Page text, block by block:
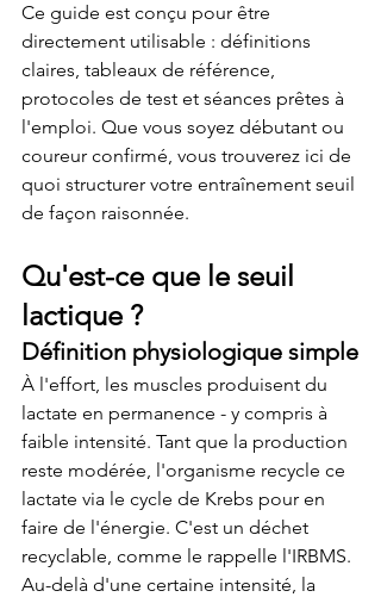
Ce guide est conçu pour être
directement utilisable : définitions
claires, tableaux de référence,
protocoles de test et séances prêtes à
l'emploi. Que vous soyez débutant ou
coureur confirmé, vous trouverez ici de
quoi structurer votre entraînement seuil
de façon raisonnée.
Qu'est-ce que le seuil
lactique ?
Définition physiologique simple
À l'effort, les muscles produisent du
lactate en permanence - y compris à
faible intensité. Tant que la production
reste modérée, l'organisme recycle ce
lactate via le cycle de Krebs pour en
faire de l'énergie. C'est un déchet
recyclable, comme le rappelle l'IRBMS.
Au-delà d'une certaine intensité, la